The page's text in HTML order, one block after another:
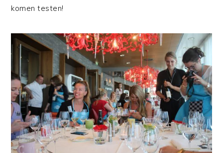
komen testen!